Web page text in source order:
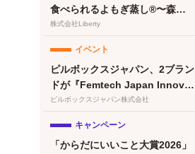
食べられるよもぎ蒸し®〜森下
清澄白河店グランドオープン！
株式会社Liberty
イベント
ピルボックスジャパン、2ブラン
ドが『Femtech Japan Innovat
ion Pitch 2026』最終ノミネー
ピルボックスジャパン株式会社
キャンペーン
「からだにいいこと大賞2026」